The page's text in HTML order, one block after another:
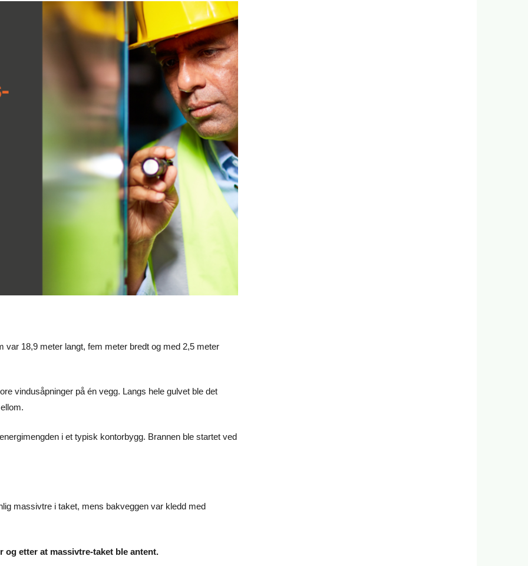
18,9 meter langt, fem meter bredt og med 2,5 meter
vindusåpninger på én vegg. Langs hele gulvet ble det
i et typisk kontorbygg. Brannen ble startet ved
massivtre i taket, mens bakveggen var kledd med
og etter at massivtre-taket ble antent.